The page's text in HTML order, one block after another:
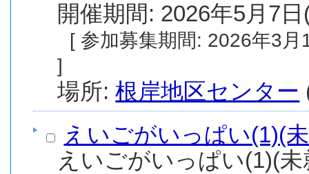
開催期間: 2026年5月7
[ 参加募集期間: 2026年3月12日(木) から 2026年4月30日(木) まで
]
場所:根岸地区センター
えいごがいっぱい(1)(
えいごがいっぱい(1)(